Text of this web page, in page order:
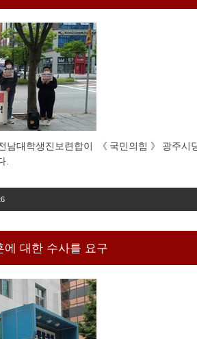
남대학생진보련합이 《국민의힘》광주시
.
에 대한 수사를 요구